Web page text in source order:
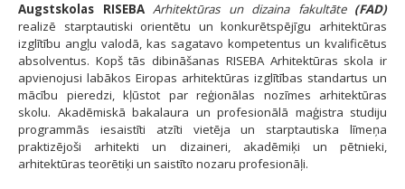
Augstskolas RISEBAArhitektūras un dizaina fakultāte (FAD)
realizē starptautiski orientētu un konkurētspējīgu arhitektūras
izglītību angļu valodā, kas sagatavo kompetentus un kvalificētus
absolventus. Kopš tās dibināšanas RISEBA Arhitektūras skola ir
apvienojusi labākos Eiropas arhitektūras izglītības standartus un
mācību pieredzi, kļūstot par reģionālas nozīmes arhitektūras
skolu. Akadēmiskā bakalaura un profesionālā maģistra studiju
programmās iesaistīti atzīti vietēja un starptautiska līmeņa
praktizējoši arhitekti un dizaineri, akadēmiķi un pētnieki,
arhitektūras teorētiķi un saistīto nozaru profesionāļi.